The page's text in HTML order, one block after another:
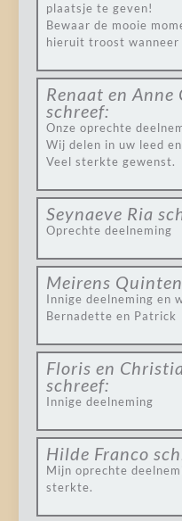
plaatsje te geven!
Bewaar de mooie
hieruit troost
Renaat en Anne
schreef:
Onze oprechte
Wij delen in uw leed
Veel sterkte gewenst.
Seynaeve Ria
Oprechte deelneming
Meirens
Innige deelneming en
Bernadette en Patrick
Floris en
schreef:
Innige deelneming
Hilde Franco
Mijn oprechte
sterkte.